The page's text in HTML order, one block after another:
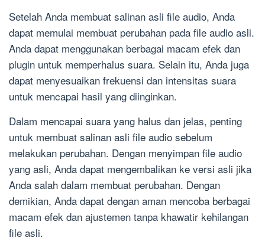
Setelah Anda membuat salinan asli file audio, Anda
dapat memulai membuat perubahan pada file audio asli.
Anda dapat menggunakan berbagai macam efek dan
plugin untuk memperhalus suara. Selain itu, Anda juga
dapat menyesuaikan frekuensi dan intensitas suara
untuk mencapai hasil yang diinginkan.
Dalam mencapai suara yang halus dan jelas, penting
untuk membuat salinan asli file audio sebelum
melakukan perubahan. Dengan menyimpan file audio
yang asli, Anda dapat mengembalikan ke versi asli jika
Anda salah dalam membuat perubahan. Dengan
demikian, Anda dapat dengan aman mencoba berbagai
macam efek dan ajustemen tanpa khawatir kehilangan
file asli.